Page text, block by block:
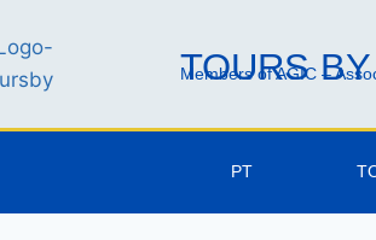
TOURS
Members of AGIC –
PT